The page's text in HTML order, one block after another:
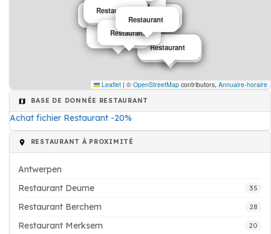
Restaurant
Restaurant
Restaurant
Restaurant
Restaurant
Restaurant
Restaurant
Restaurant
Restaurant
Restaurant
Restaurant
Restaurant
Restaurant
Restaurant
Restaurant
Restaurant
Restaurant
Leaflet | © OpenStreetMap contributors, Annuaire-horaire
BASE DE DONNÉE RESTAURANT
Achat fichier Restaurant -20%
RESTAURANT À PROXIMITÉ
Antwerpen
Restaurant Deurne
35
Restaurant Berchem 28
Restaurant Merksem 20